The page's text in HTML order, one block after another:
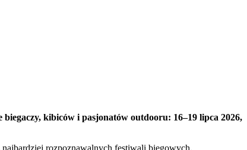
kibiców i pasjonatów outdooru: 16–19 lipca 2026,
najbardziej rozpoznawalnych festiwali biegowych.